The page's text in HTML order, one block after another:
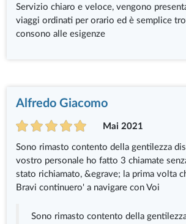
Servizio chiaro e veloce, vengono
viaggi ordinati per orario ed è semplice
consono alle esigenze
Alfredo Giacomo
Mai 2021
Sono rimasto contento della gentilezza
vostro personale ho fatto 3 chiamate
stato richiamato, &egrave; la prima volta
Bravi continuero' a navigare con Voi
Sono rimasto contento della